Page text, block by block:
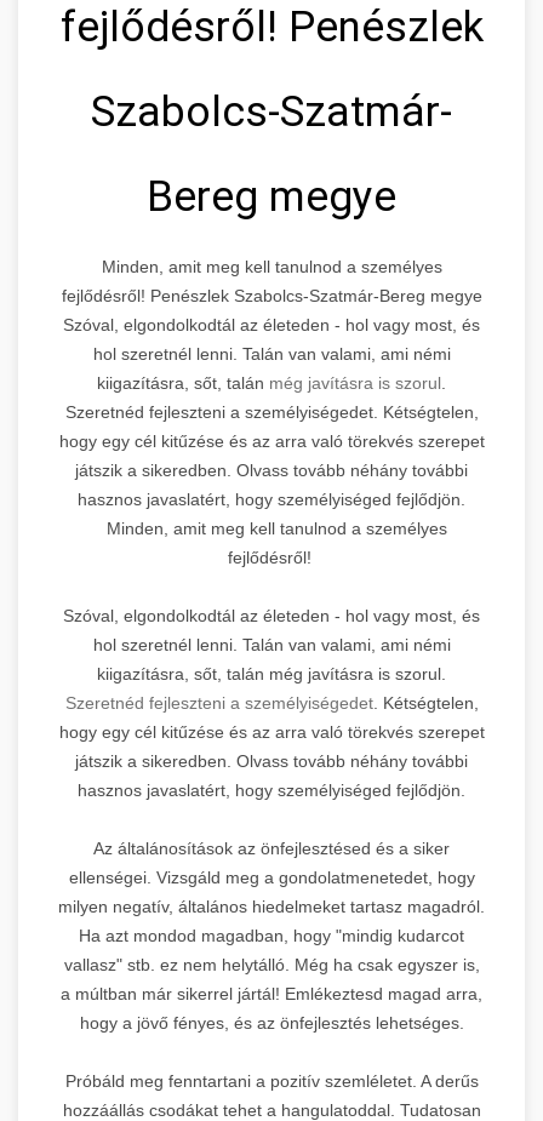
fejlődésről! Penészlek
Szabolcs-Szatmár-
Bereg megye
Minden, amit meg kell tanulnod a személyes
fejlődésről! Penészlek Szabolcs-Szatmár-Bereg megye
Szóval, elgondolkodtál az életeden - hol vagy most, és
hol szeretnél lenni. Talán van valami, ami némi
kiigazításra, sőt, talán még javításra is szorul
Szeretnéd fejleszteni a személyiségedet. Kétségtelen,
hogy egy cél kitűzése és az arra való törekvés szerepet
játszik a sikeredben. Olvass tovább néhány további
hasznos javaslatért, hogy személyiséged fejlődjön.
Minden, amit meg kell tanulnod a személyes
fejlődésről!
Szóval, elgondolkodtál az életeden - hol vagy most, és
hol szeretnél lenni. Talán van valami, ami némi
kiigazításra, sőt, talán még javításra is szorul.
Szeretnéd fejleszteni a személyiségedet. Kétségtelen,
hogy egy cél kitűzése és az arra való törekvés szerepet
játszik a sikeredben. Olvass tovább néhány további
hasznos javaslatért, hogy személyiséged fejlődjön.
Az általánosítások az önfejlesztésed és a siker
ellenségei. Vizsgáld meg a gondolatmenetedet, hogy
milyen negatív, általános hiedelmeket tartasz magadról.
Ha azt mondod magadban, hogy "mindig kudarcot
vallasz" stb. ez nem helytálló. Még ha csak egyszer is,
a múltban már sikerrel jártál! Emlékeztesd magad arra,
hogy a jövő fényes, és az önfejlesztés lehetséges.
Próbáld meg fenntartani a pozitív szemléletet. A derűs
hozzáállás csodákat tehet a hangulatoddal. Tudatosan